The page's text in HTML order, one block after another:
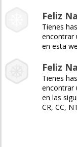
Feliz
Tienes
encontrar
en esta
Feliz
Tienes
encontrar
en las
CR, CC,